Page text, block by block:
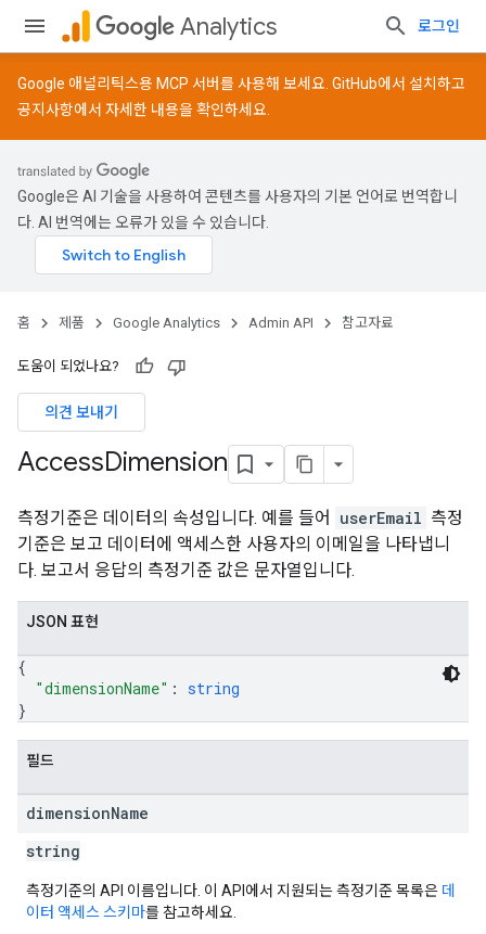
Analytics 로그인
Google 애널리틱스용 MCP 서버를 사용해 보세요. GitHub에서 설치하고
공지사항에서 자세한 내용을 확인하세요.
Google은 AI 기술을 사용하여 콘텐츠를 사용자의 기본 언어로 번역합니
다. AI 번역에는 오류가 있을 수 있습니다.
홈 제품 Google Analytics Admin API 참고자료
도움이 되었나요?
의견 보내기
AccessDimension
측정기준은 데이터의 속성입니다. 예를 들어 userEmail 측정
기준은 보고 데이터에 액세스한 사용자의 이메일을 나타냅니
다. 보고서 응답의 측정기준 값은 문자열입니다.
JSON 표현
{
"dimensionName" : string
}
필드
dimensionName
string
측정기준의 API 이름입니다. 이 API에서 지원되는 측정기준 목록은 데
이터 액세스 스키마를 참고하세요.